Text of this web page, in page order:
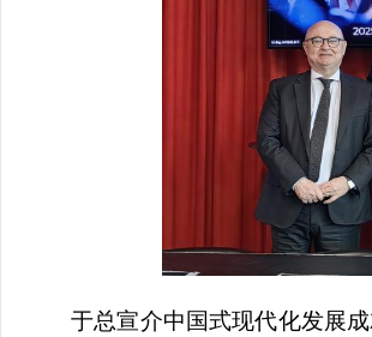
于总宣介中国式现代化发展